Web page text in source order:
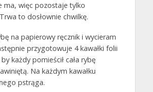
ma, więc pozostaje tylko
to dosłownie chwilkę.
na papierowy ręcznik i wycieram
przygotowuje 4 kawałki folii
każdy pomieścił cała rybę
Na każdym kawałku
pstrąga.